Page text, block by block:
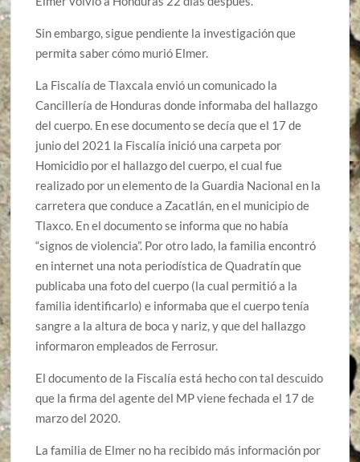
Sin embargo, sigue pendiente la investigación que
permita saber cómo murió Elmer.
La Fiscalía de Tlaxcala envió un comunicado la
Cancillería de Honduras donde informaba del hallazgo
del cuerpo. En ese documento se decía que el 17 de
junio del 2021 la Fiscalía inició una carpeta por
Homicidio por el hallazgo del cuerpo, el cual fue
realizado por un elemento de la Guardia Nacional en la
carretera que conduce a Zacatlán, en el municipio de
Tlaxco. En el documento se informa que no había
“signos de violencia”. Por otro lado, la familia encontró
en internet una nota periodística de Quadratín que
publicaba una foto del cuerpo (la cual permitió a la
familia identificarlo) e informaba que el cuerpo tenía
sangre a la altura de boca y nariz, y que del hallazgo
informaron empleados de Ferrosur.
El documento de la Fiscalía está hecho con tal descuido
que la firma del agente del MP viene fechada el 17 de
marzo del 2020.
La familia de Elmer no ha recibido más información por